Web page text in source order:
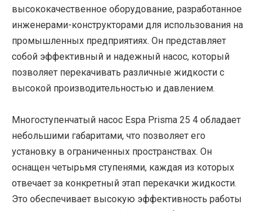
высококачественное оборудование, разработанное
инженерами-конструкторами для использования на
промышленных предприятиях. Он представляет
собой эффективный и надежный насос, который
позволяет перекачивать различные жидкости с
высокой производительностью и давлением.
Многоступенчатый насос Espa Prisma 25 4 обладает
небольшими габаритами, что позволяет его
установку в ограниченных пространствах. Он
оснащен четырьмя ступенями, каждая из которых
отвечает за конкретный этап перекачки жидкости.
Это обеспечивает высокую эффективность работы